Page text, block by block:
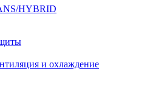
HYBRID
и охлаждение